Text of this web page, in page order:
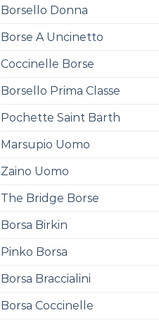
Borsello Donna
Borse A Uncinetto
Coccinelle Borse
Borsello Prima Classe
Pochette Saint Barth
Marsupio Uomo
Zaino Uomo
The Bridge Borse
Borsa Birkin
Pinko Borsa
Borsa Braccialini
Borsa Coccinelle